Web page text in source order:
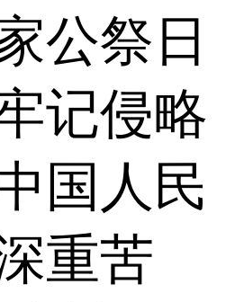
公祭日
记侵略
国人民
重苦